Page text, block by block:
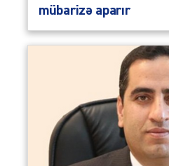
mübarizə aparır